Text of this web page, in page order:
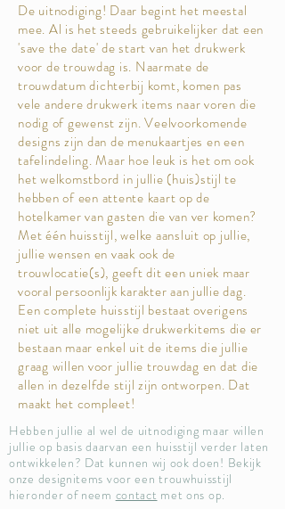
De uitnodiging! Daar begint het meestal
mee. Al is het steeds gebruikelijker dat een
'save the date' de start van het drukwerk
voor de trouwdag is. Naarmate de
trouwdatum dichterbij komt, komen pas
vele andere drukwerk items naar voren die
nodig of gewenst zijn. Veelvoorkomende
designs zijn dan de menukaartjes en een
tafelindeling. Maar hoe leuk is het om ook
het welkomstbord in jullie (huis)stijl te
hebben of een attente kaart op de
hotelkamer van gasten die van ver komen?
Met één huisstijl, welke aansluit op jullie,
jullie wensen en vaak ook de
trouwlocatie(s), geeft dit een uniek maar
vooral persoonlijk karakter aan jullie dag.
Een complete huisstijl bestaat overigens
niet uit alle mogelijke drukwerkitems die er
bestaan maar enkel uit de items die jullie
graag willen voor jullie trouwdag en dat die
allen in dezelfde stijl zijn ontworpen. Dat
maakt het compleet!
Hebben jullie al wel de uitnodiging maar willen
jullie op basis daarvan een huisstijl verder laten
ontwikkelen? Dat kunnen wij ook doen! Bekijk
onze designitems voor een trouwhuisstijl
hieronder of neem contact met ons op.